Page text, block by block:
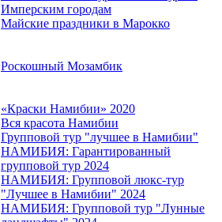
Имперским городам
Майские праздники в Марокко
Роскошный Мозамбик
«Краски Намибии» 2020
Вся красота Намибии
Групповой тур "лучшее в Намибии"
НАМИБИЯ: Гарантированный
групповой тур 2024
НАМИБИЯ: Групповой люкс-тур
"Лучшее в Намибии" 2024
НАМИБИЯ: Групповой тур "Лунные